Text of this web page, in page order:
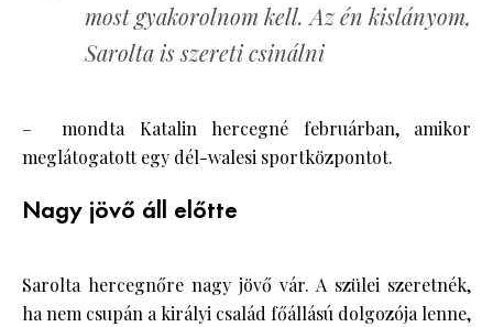
most gyakorolnom kell. Az én kislányom,
Sarolta is szereti csinálni
– mondta Katalin hercegné februárban, amikor
meglátogatott egy dél-walesi sportközpontot.
Nagy jövő áll előtte
Sarolta hercegnőre nagy jövő vár. A szülei szeretnék,
ha nem csupán a királyi család főállású dolgozója lenne,